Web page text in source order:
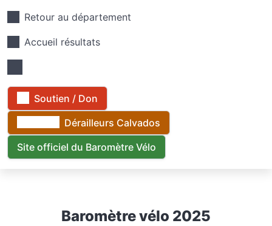
Retour au département
Accueil résultats
Soutien / Don
Dérailleurs Calvados
Site officiel du Baromètre Vélo
Baromètre vélo 2025